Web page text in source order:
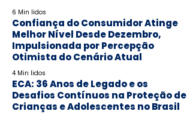
6 Min lidos
Confiança do Consumidor Atinge
Melhor Nível Desde Dezembro,
Impulsionada por Percepção
Otimista do Cenário Atual
4 Min lidos
ECA: 36 Anos de Legado e os
Desafios Contínuos na Proteção de
Crianças e Adolescentes no Brasil